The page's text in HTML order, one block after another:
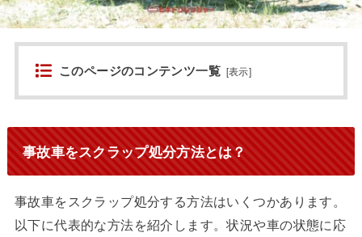
このページのコンテンツ一覧 [表示]
事故車をスクラップ処分方法とは？
事故車をスクラップ処分する方法はいくつかあります。
以下に代表的な方法を紹介します。状況や車の状態に応